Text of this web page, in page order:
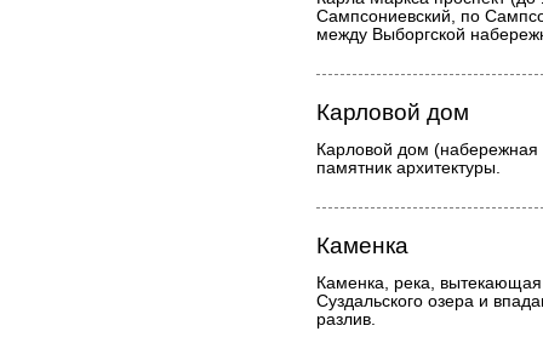
Сампсониевский, по
между Выборгской
Карловой дом
Карловой дом
памятник архитектуры.
Каменка
Каменка, река,
Суздальского озера и
разлив.